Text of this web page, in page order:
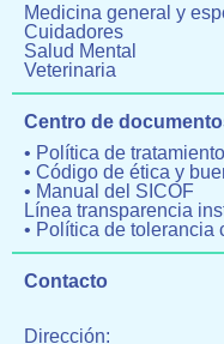
Medicina general y
Cuidadores
Salud Mental
Veterinaria
Centro de
• Política de
• Código de ética y
• Manual del SICOF
Línea transparencia
• Política de tolerancia
Contacto
Dirección: